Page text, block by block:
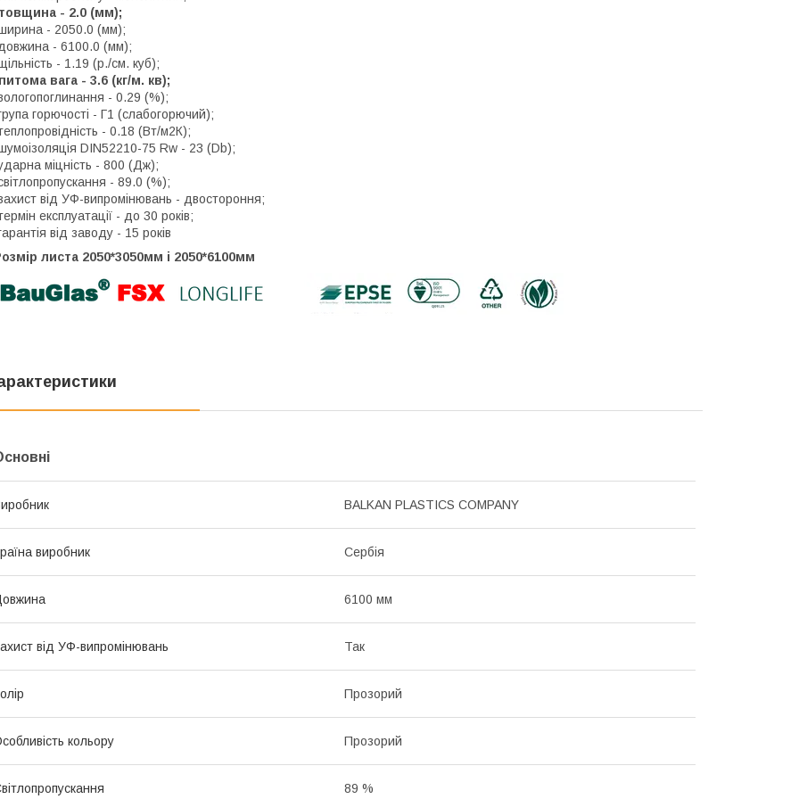
- 2.0 (мм);
- 2050.0 (мм);
- 6100.0 (мм);
- 1.19 (р./см. куб);
вага - 3.6 (кг/м. кв);
- 0.29 (%);
горючості - Г1 (слабогорючий);
- 0.18 (Вт/м2К);
DIN52210-75 Rw - 23 (Db);
міцність - 800 (Дж);
- 89.0 (%);
від УФ-випромінювань - двостороння;
експлуатації - до 30 років;
від заводу - 15 років
листа 2050*3050мм і 2050*6100мм
BALKAN PLASTICS COMPANY
виробник Сербія
6100 мм
від УФ-випромінювань Так
Прозорий
кольору Прозорий
89 %